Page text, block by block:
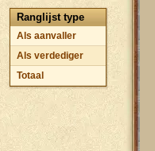
Ranglijst type
Als aanvaller
Als verdediger
Totaal